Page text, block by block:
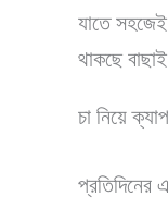
যাতে
থাকছে
চা নিয়ে
প্রতিদিনের